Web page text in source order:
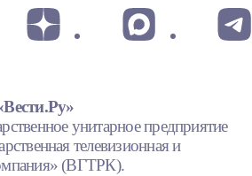
унитарное предприятие
телевизионная и
(ВГТРК).